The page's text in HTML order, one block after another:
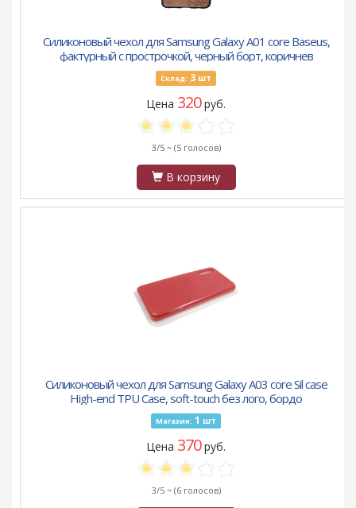
Силиконовый чехол для Samsung Galaxy A01 core Baseus,
фактурный с прострочкой, черный борт, коричнев
Склад: 3 шт
Цена 320руб.
3/5 ~ (5 голосов)
В корзину
Силиконовый чехол для Samsung Galaxy A03 core Sil case
High-end TPU Case, soft-touch без лого, бордо
Магазин: 1 шт
Цена 370руб.
3/5 ~ (6 голосов)